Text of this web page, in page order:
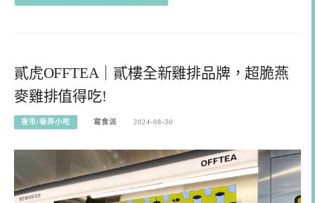
貳虎OFFTEA｜貳樓全新雞排品牌，超脆燕
麥雞排值得吃!
夜市/巷弄小吃 寫食派 2024-08-30